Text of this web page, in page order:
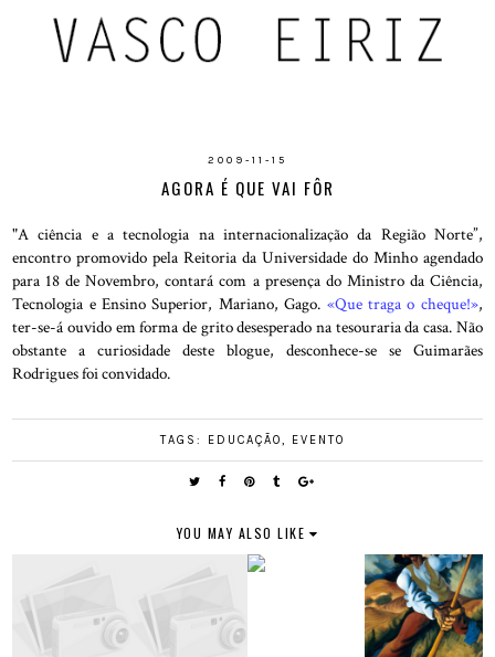
2009-11-15
AGORA É QUE VAI FÔR
"A ciência e a tecnologia na internacionalização da Região Norte”,
encontro promovido pela Reitoria da Universidade do Minho agendado
para 18 de Novembro, contará com a presença do Ministro da Ciência,
Tecnologia e Ensino Superior, Mariano, Gago. «Que traga o cheque!»,
ter-se-á ouvido em forma de grito desesperado na tesouraria da casa. Não
obstante a curiosidade deste blogue, desconhece-se se Guimarães
Rodrigues foi convidado.
TAGS: EDUCAÇÃO, EVENTO
YOU MAY ALSO LIKE